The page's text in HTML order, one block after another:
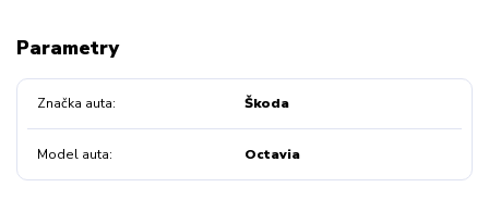
Parametry
Značka auta Škoda
Model auta Octavia